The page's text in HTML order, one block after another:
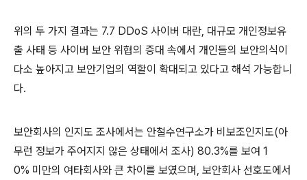
위의 두 가지 결과는 7.7 DDoS 사이버 대란, 대규모 개인정보유
출 사태 등 사이버 보안 위협의 증대 속에서 개인들의 보안의식이
다소 높아지고 보안기업의 역할이 확대되고 있다고 해석 가능합니
다.
보안회사의 인지도 조사에서는 안철수연구소가 비보조인지도(아
무런 정보가 주어지지 않은 상태에서 조사) 80.3%를 보여 1
0% 미만의 여타회사와 큰 차이를 보였으며, 보안회사 선호도에서